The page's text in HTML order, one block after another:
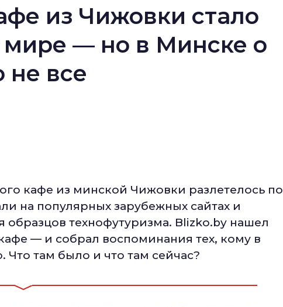
из Чижовки стало
мире — но в Минске о
не все
кафе из минской Чижовки разлетелось по
на популярных зарубежных сайтах и
технофутуризма. Blizko.by нашел
— и собрал воспоминания тех, кому в
Что там было и что там сейчас?